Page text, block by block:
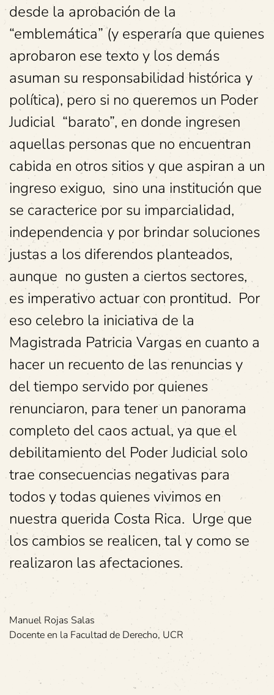
desde la aprobación de la
“emblemática” (y esperaría que quienes
aprobaron ese texto y los demás
asuman su responsabilidad histórica y
política), pero si no queremos un Poder
Judicial “barato”, en donde ingresen
aquellas personas que no encuentran
cabida en otros sitios y que aspiran a un
ingreso exiguo, sino una institución que
se caracterice por su imparcialidad,
independencia y por brindar soluciones
justas a los diferendos planteados,
aunque no gusten a ciertos sectores,
es imperativo actuar con prontitud. Por
eso celebro la iniciativa de la
Magistrada Patricia Vargas en cuanto a
hacer un recuento de las renuncias y
del tiempo servido por quienes
renunciaron, para tener un panorama
completo del caos actual, ya que el
debilitamiento del Poder Judicial solo
trae consecuencias negativas para
todos y todas quienes vivimos en
nuestra querida Costa Rica. Urge que
los cambios se realicen, tal y como se
realizaron las afectaciones.
Manuel Rojas Salas
Docente en la Facultad de Derecho, UCR